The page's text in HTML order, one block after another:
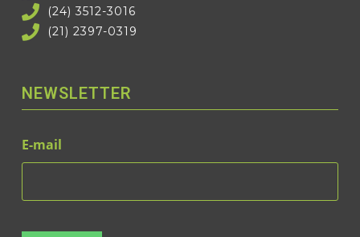
(24) 3512-3016
(21) 2397-0319
NEWSLETTER
E-mail